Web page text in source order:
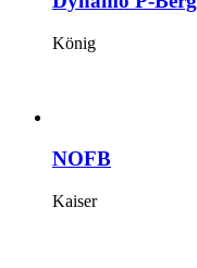
König
NOFB
Kaiser